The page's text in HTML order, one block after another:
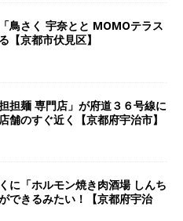
鳥さく 宇奈とと MOMOテラス
【京都市伏見区】
担麺 専門店」が府道３６号線に
舗のすぐ近く【京都府宇治市】
に「ホルモン焼き肉酒場 しんち
できるみたい！【京都府宇治